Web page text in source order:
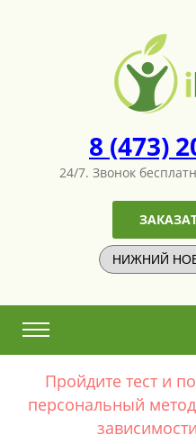
8 (473)
24/7. Звонок
Пройдите тест и
персональный
зависимости